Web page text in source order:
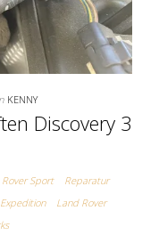
KENNY
Discovery 3
Rover Sport
Reparatur
Expedition
Land Rover